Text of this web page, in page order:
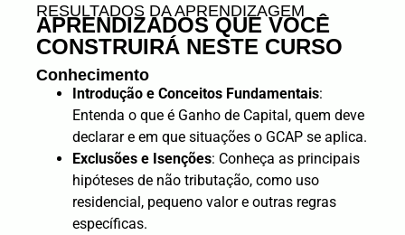
RESULTADOS DA APRENDIZAGEM
APRENDIZADOS QUE VOCÊ
CONSTRUIRÁ NESTE CURSO
Conhecimento
Introdução e Conceitos Fundamentais:
Entenda o que é Ganho de Capital, quem deve
declarar e em que situações o GCAP se aplica.
Exclusões e Isenções: Conheça as principais
hipóteses de não tributação, como uso
residencial, pequeno valor e outras regras
específicas.